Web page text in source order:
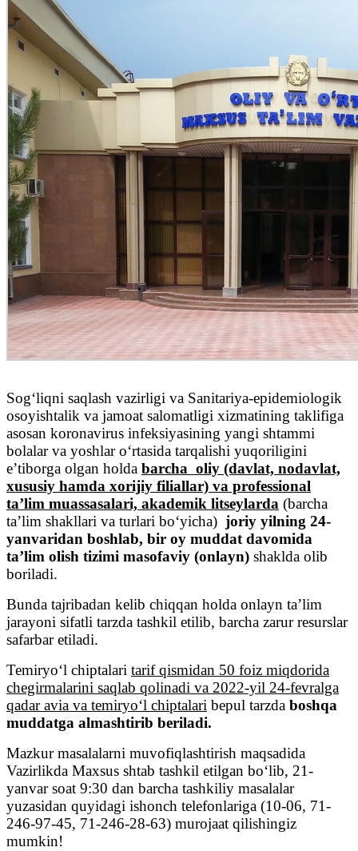
Sogʻliqni saqlash vazirligi va Sanitariya-epidemiologik
osoyishtalik va jamoat salomatligi xizmatining taklifiga
asosan koronavirus infeksiyasining yangi shtammi
bolalar va yoshlar oʻrtasida tarqalishi yuqoriligini
eʼtiborga olgan holda barcha oliy (davlat, nodavlat,
xususiy hamda xorijiy filiallar) va professional
taʼlim muassasalari, akademik litseylarda (barcha
taʼlim shakllari va turlari boʻyicha) joriy yilning 24-
yanvaridan boshlab, bir oy muddat davomida
taʼlim olish tizimi masofaviy (onlayn) shaklda olib
boriladi.
Bunda tajribadan kelib chiqqan holda onlayn taʼlim
jarayoni sifatli tarzda tashkil etilib, barcha zarur resurslar
safarbar etiladi.
Temiryoʻl chiptalari tarif qismidan 50 foiz miqdorida
chegirmalarini saqlab qolinadi va 2022-yil 24-fevralga
qadar avia va temiryoʻl chiptalari bepul tarzda boshqa
muddatga almashtirib beriladi.
Mazkur masalalarni muvofiqlashtirish maqsadida
Vazirlikda Maxsus shtab tashkil etilgan boʻlib, 21-
yanvar soat 9:30 dan barcha tashkiliy masalalar
yuzasidan quyidagi ishonch telefonlariga (10-06, 71-
246-97-45, 71-246-28-63) murojaat qilishingiz
mumkin!